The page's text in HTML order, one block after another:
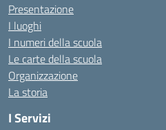
Presentazione
I luoghi
I numeri della scuola
Le carte della scuola
Organizzazione
La storia
I Servizi